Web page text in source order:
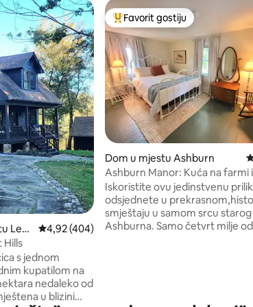
114
Lees
Prosječna ocjena: 4,92 od 5, recenzija: 404
4,92 (404)
Hills
s jednom
kupatilom na
nedaleko od
u blizini
Glavni favorit gostiju
Favorit gostiju
Dom u mjestu Ashburn
Ashburn Manor: Kuća na farmi
Iskoristite ovu jedinstvenu
odsjednete u
smještaju u samom srcu starog
Ashburna. Samo četvrt milje od
regije okruga Loudoun. Smještaj je